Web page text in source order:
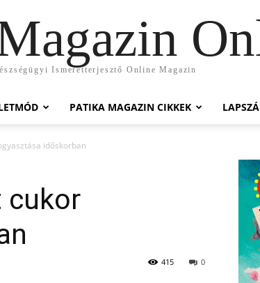
Ismeretterjesztő Online Magazin
PATIKA MAGAZIN CIKKEK
időskorban
cukor
0
415